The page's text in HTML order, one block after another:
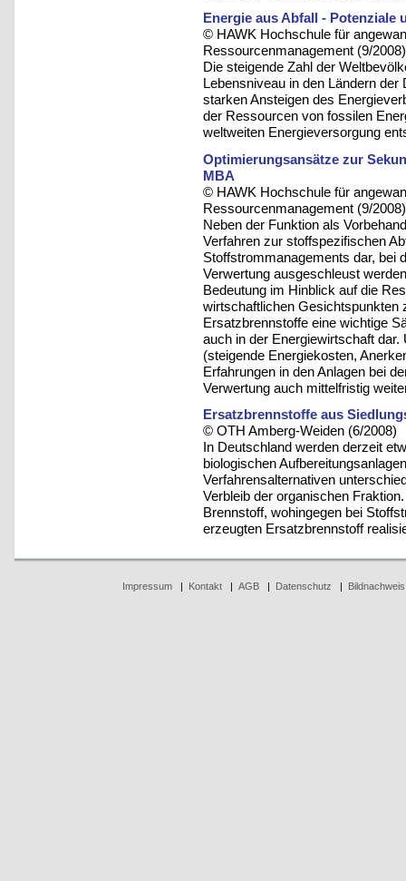
Energie aus Abfall - Potenziale
© HAWK Hochschule für
Ressourcenmanagement (9/2008)
Die steigende Zahl der
Lebensniveau in den Ländern
starken Ansteigen des
der Ressourcen von fossilen
weltweiten Energieversorgung
Optimierungsansätze zur
MBA
© HAWK Hochschule für
Ressourcenmanagement (9/2008)
Neben der Funktion als
Verfahren zur stoffspezifischen
Stoffstrommanagements dar, bei
Verwertung ausgeschleust
Bedeutung im Hinblick auf die
wirtschaftlichen Gesichtspunkten
Ersatzbrennstoffe eine wichtige
auch in der Energiewirtschaft
(steigende Energiekosten,
Erfahrungen in den Anlagen bei
Verwertung auch mittelfristig
Ersatzbrennstoffe aus
© OTH Amberg-Weiden (6/2008)
In Deutschland werden derzeit
biologischen
Verfahrensalternativen
Verbleib der organischen
Brennstoff, wohingegen bei
erzeugten Ersatzbrennstoff
Impressum| Kontakt| AGB| Datenschutz Bildnachweis